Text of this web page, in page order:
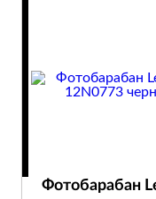
Фотобарабан